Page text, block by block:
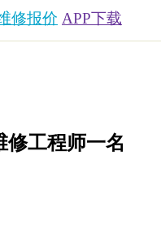
修报价 APP下载
修工程师一名